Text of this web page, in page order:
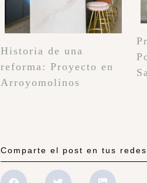
Historia de una
reforma: Proyecto en
Arroyomolinos
Comparte el post en tus